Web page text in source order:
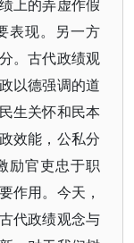
上的弄虚作假
表现。另一方
。古代政绩观
以德强调的道
生关怀和民本
效能，公私分
励官吏忠于职
作用。今天，
代政绩观念与